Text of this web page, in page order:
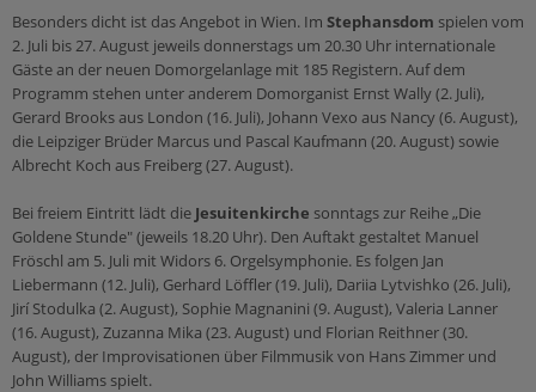
Eucharistie
Beichte
Krankensalbung
Ehe
Weihe
Heilige Zeiten
Kirchenjahr
Farben & Symbole
Sonntag
Orte & Worte
Ich möchte...
meine Freizeit gestalten!
reden!
anderen helfen!
mich weiterbilden!
Beratung
wieder eintreten!
Ehe & Beziehung
Mobbing
Missbrauch & Gewalt
Caritas
Katholisches Bildungswerk
Katholische Aktion
Ämter & Einrichtungen
Schulamt
Ordinariat
Besonders dicht ist das Angebot in Wien. Im Stephansdom spielen vom
2. Juli bis 27. August jeweils donnerstags um 20.30 Uhr internationale
Gäste an der neuen Domorgelanlage mit 185 Registern. Auf dem
Programm stehen unter anderem Domorganist Ernst Wally (2. Juli),
Gerard Brooks aus London (16. Juli), Johann Vexo aus Nancy (6. August),
die Leipziger Brüder Marcus und Pascal Kaufmann (20. August) sowie
Albrecht Koch aus Freiberg (27. August).
Bei freiem Eintritt lädt die Jesuitenkirche sonntags zur Reihe „Die
Goldene Stunde" (jeweils 18.20 Uhr). Den Auftakt gestaltet Manuel
Fröschl am 5. Juli mit Widors 6. Orgelsymphonie. Es folgen Jan
Liebermann (12. Juli), Gerhard Löffler (19. Juli), Dariia Lytvishko (26. Juli),
Jirí Stodulka (2. August), Sophie Magnanini (9. August), Valeria Lanner
(16. August), Zuzanna Mika (23. August) und Florian Reithner (30.
August), der Improvisationen über Filmmusik von Hans Zimmer und
John Williams spielt.